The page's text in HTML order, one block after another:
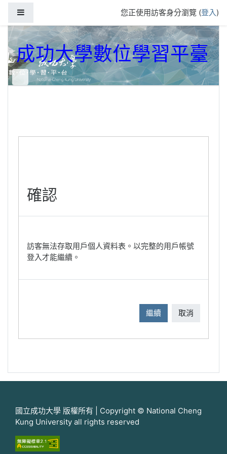
您正使用訪客身分瀏覽 (登入)
成功大學數位學習平臺
確認
訪客無法存取用戶個人資料表。以完整的用戶帳號
登入才能繼續。
繼續 取消
國立成功大學 版權所有 | Copyright © National Cheng
Kung University all rights reserved